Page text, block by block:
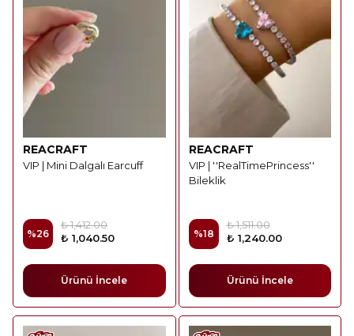
REACRAFT
VIP | Mini Dalgalı Earcuff
%26
₺ 1,412.00
₺ 1,040.50
Ürünü İncele
REACRAFT
VIP | ''RealTimePrincess''
Bileklik
%18
₺ 1,511.00
₺ 1,240.00
Ürünü İncele